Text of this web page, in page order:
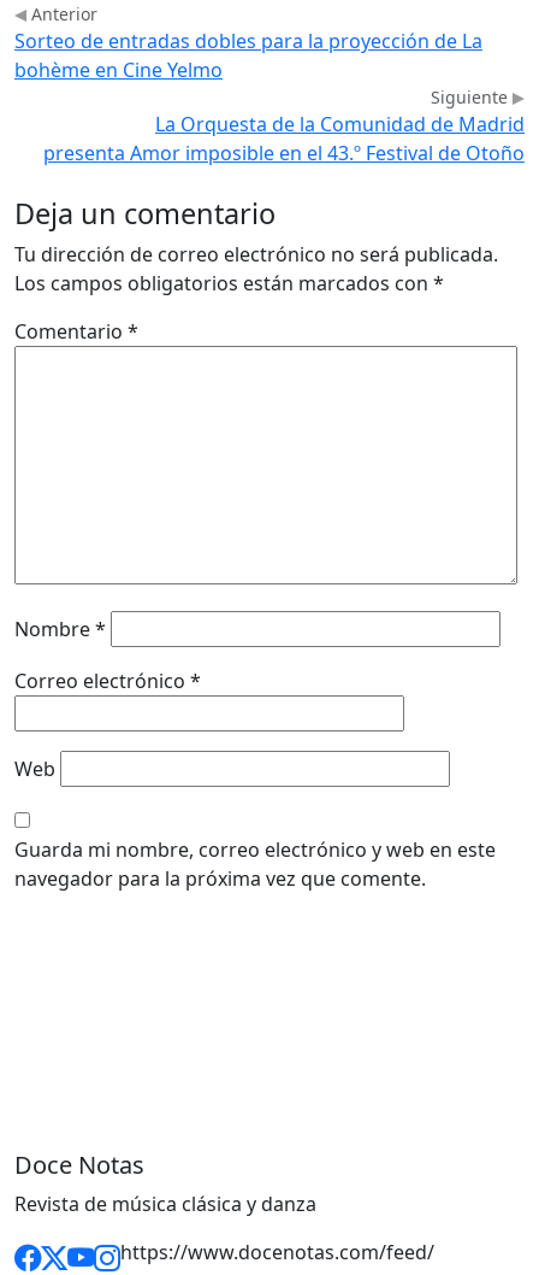
Anterior
Sorteo de entradas dobles para la proyección de La
bohème en Cine Yelmo
Siguiente
La Orquesta de la Comunidad de Madrid
presenta Amor imposible en el 43.º Festival de Otoño
Deja un comentario
Tu dirección de correo electrónico no será publicada.
Los campos obligatorios están marcados con *
Comentario *
Nombre*
Correo electrónico *
Web
Guarda mi nombre, correo electrónico y web en este
navegador para la próxima vez que comente.
Doce Notas
Revista de música clásica y danza
https://www.docenotas.com/feed/